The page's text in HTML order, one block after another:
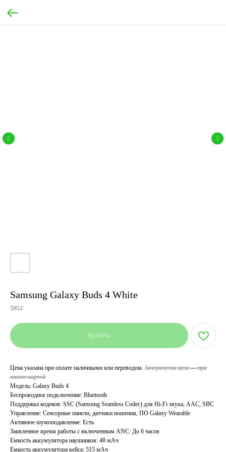
Samsung Galaxy Buds 4 White
SKU:
Купить
Цена указана при оплате наличными или переводом. Зачеркнутая цена — при
оплате картой
Модель: Galaxy Buds 4
Беспроводное подключение: Bluetooth
Поддержка кодеков: SSC (Samsung Seamless Codec) для Hi-Fi звука, AAC, SBC
Управление: Сенсорные панели, датчики ношения, ПО Galaxy Wearable
Активное шумоподавление: Есть
Заявленное время работы с включенным ANC: До 6 часов
Емкость аккумулятора наушников: 48 мАч
Емкость аккумулятора кейса: 515 мАч